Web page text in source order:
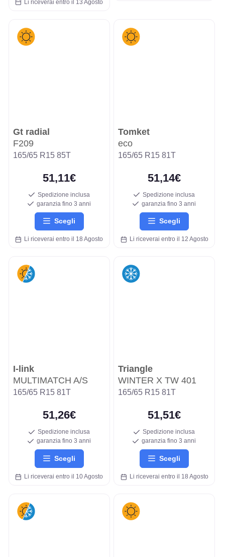
Li riceverai entro il 13 Agosto
Gt radial
F209
165/65 R15 85T
51,11€
Spedizione inclusa
garanzia fino 3 anni
Scegli
Li riceverai entro il 18 Agosto
Tomket
eco
165/65 R15 81T
51,14€
Spedizione inclusa
garanzia fino 3 anni
Scegli
Li riceverai entro il 12 Agosto
I-link
MULTIMATCH A/S
165/65 R15 81T
51,26€
Spedizione inclusa
garanzia fino 3 anni
Scegli
Li riceverai entro il 10 Agosto
Triangle
WINTER X TW 401
165/65 R15 81T
51,51€
Spedizione inclusa
garanzia fino 3 anni
Scegli
Li riceverai entro il 18 Agosto